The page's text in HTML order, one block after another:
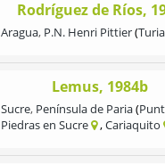
Rodríguez de Ríos,
Aragua, P.N. Henri Pittier
Lemus, 1984b
Sucre, Península de Paria
Piedras en Sucre
Cariaquito